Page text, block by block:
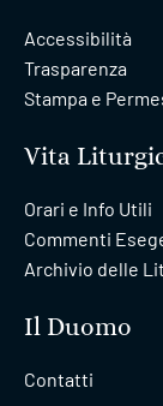
Accessibilità
Trasparenza
Stampa e
Vita
Orari e Info Utili
Commenti
Archivio delle
Il Duomo
Contatti